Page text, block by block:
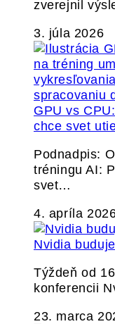
zverejnil
3. júla 2026
GPU vs
chce svet
Podnadpis:
tréningu AI:
svet…
4. apríla
Nvidia
Týždeň od
konferencii
23. marca